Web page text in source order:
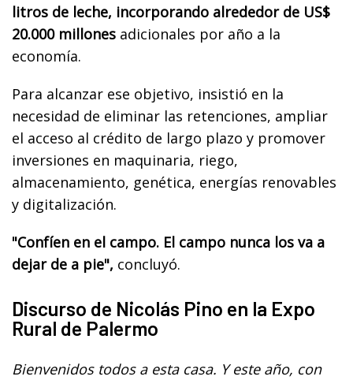
litros de leche, incorporando alrededor de US$
20.000 millones adicionales por año a la
economía.
Para alcanzar ese objetivo, insistió en la
necesidad de eliminar las retenciones, ampliar
el acceso al crédito de largo plazo y promover
inversiones en maquinaria, riego,
almacenamiento, genética, energías renovables
y digitalización.
"Confíen en el campo. El campo nunca los va a
dejar de a pie", concluyó.
Discurso de Nicolás Pino en la Expo
Rural de Palermo
Bienvenidos todos a esta casa. Y este año, con